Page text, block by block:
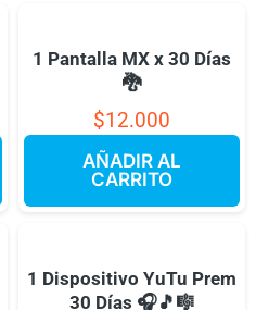
1 Pantalla MX x 30 Días
🐉
$12.000
AÑADIR AL
CARRITO
1 Dispositivo YuTu Prem
30 Días 🎧🎵🎼